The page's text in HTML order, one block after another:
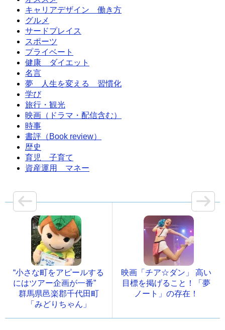
キャリアデザイン 働き方
グルメ
サードプレイス
スポーツ
プライベート
健康 ダイエット
名言
夢 人生を変える 習慣化
学び
旅行・観光
映画（ドラマ・配信含む）
時事
書評（Book review）
歴史
育児 子育て
資産運用 マネー
“小さな町をアピールする
にはツアー企画が一番”
群馬県邑楽郡千代田町
「みどりちゃん」
映画「チア☆ダン」 高い
目標を掲げること！「夢
ノート」の存在！